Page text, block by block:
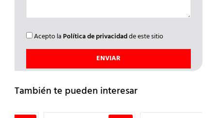
Acepto la Política de privacidadde este sitio
También te pueden interesar